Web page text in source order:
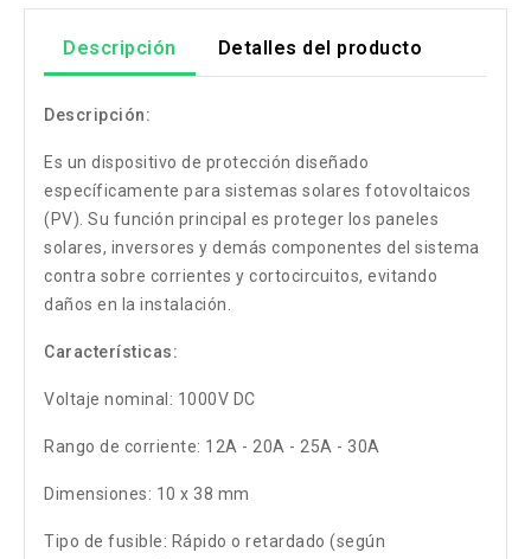
Descripción Detalles del producto
Descripción:
Es un dispositivo de protección diseñado
específicamente para sistemas solares fotovoltaicos
(PV). Su función principal es proteger los paneles
solares, inversores y demás componentes del sistema
contra sobre corrientes y cortocircuitos, evitando
daños en la instalación.
Características:
Voltaje nominal: 1000V DC
Rango de corriente: 12A - 20A - 25A - 30A
Dimensiones: 10 x 38 mm
Tipo de fusible: Rápido o retardado (según